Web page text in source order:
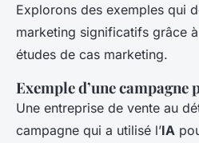
Explorons des exemples qui
marketing significatifs grâce
études de cas marketing.
Exemple d’une
Une entreprise de vente au
campagne qui a utilisé l’IA